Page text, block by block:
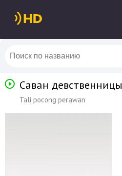
Саван девственницы
Tali pocong perawan